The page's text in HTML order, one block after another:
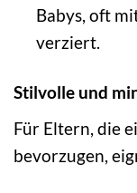
Babys, oft
verziert.
Stilvolle und
Für Eltern, die
bevorzugen,